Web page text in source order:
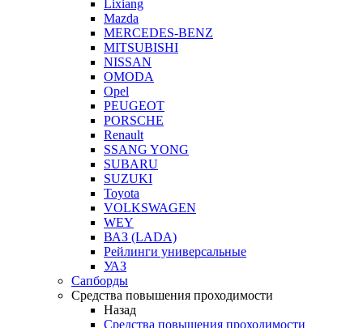
Lixiang
Mazda
MERCEDES-BENZ
MITSUBISHI
NISSAN
OMODA
Opel
PEUGEOT
PORSCHE
Renault
SSANG YONG
SUBARU
SUZUKI
Toyota
VOLKSWAGEN
WEY
ВАЗ (LADA)
Рейлинги универсальные
УАЗ
Сапборды
Средства повышения проходимости
Назад
Средства повышения проходимости